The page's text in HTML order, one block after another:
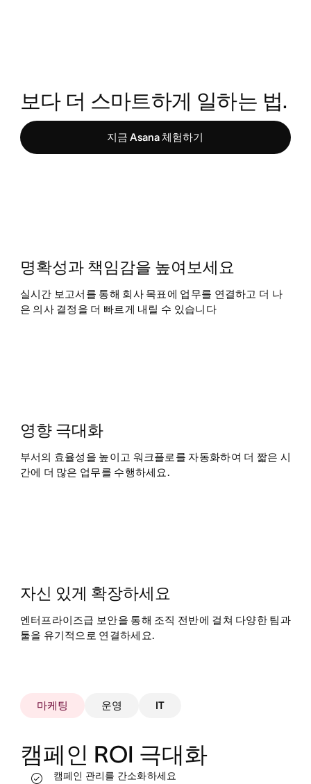
지금 Asana 체험하기
명확성과 책임감을 높여보세요
실시간 보고서를 통해 회사 목표에 업무를 연결하고 더 나
은 의사 결정을 더 빠르게 내릴 수 있습니다
영향 극대화
부서의 효율성을 높이고 워크플로를 자동화하여 더 짧은 시
간에 더 많은 업무를 수행하세요.
자신 있게 확장하세요
엔터프라이즈급 보안을 통해 조직 전반에 걸쳐 다양한 팀과
툴을 유기적으로 연결하세요.
마케팅 운영 IT
캠페인 ROI 극대화
캠페인 관리를 간소화하세요
실시간으로 업무를 추적하고 진행 상태를 확인